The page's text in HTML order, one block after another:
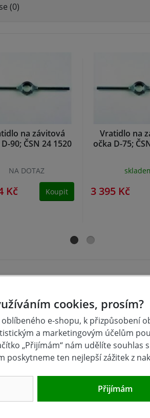
(0)
na závitová
90; ČSN 24 1520
NA DOTAZ
Kč Koupit
Vratidlo na
očka D-75;
3 395 Kč
cookies, prosím?
e-shopu, k přizpůsobení
a marketingovým účelům
„Přijímám“ nám udělíte souhlas
poskytneme ten nejlepší zážitek z
Přijímám